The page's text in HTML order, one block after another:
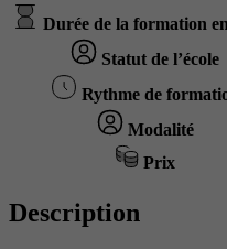
Durée de la formation
Statut de l’école
Rythme de
Modalité
Prix
Description